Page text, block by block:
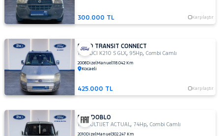
300.000 TL Karşılaştır
FORD TRANSIT CONNECT
1.8 TDCI K210 S GLX,95Hp,Combi Camlı
2008DizelManuel118.042 Km
Kocaeli
425.000 TL Karşılaştır
FIAT DOBLO
1.3 MULTIJET ACTUAL,74Hp,Combi Camlı
2010DizelManuel302.247 Km